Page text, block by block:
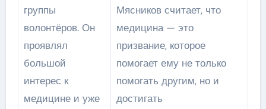
группы
волонтёров. Он
проявлял
большой
интерес к
медицине и уже
Мясников считает, что
медицина — это
призвание, которое
помогает ему не только
помогать другим, но и
достигать